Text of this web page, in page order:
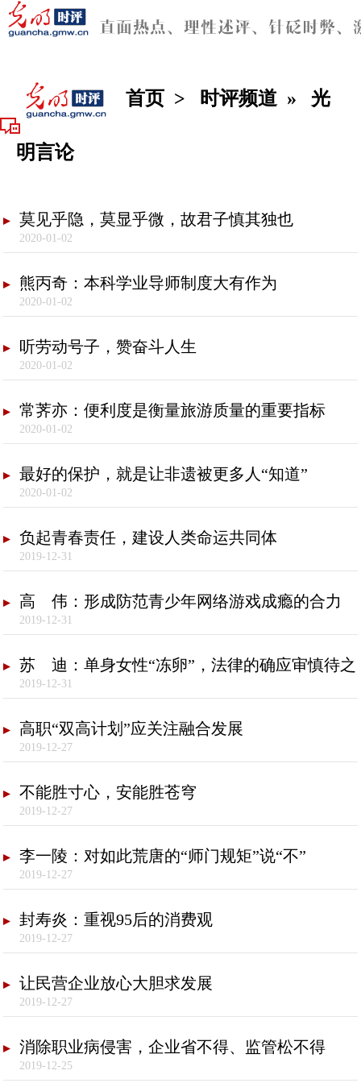
首页 > 时评频道 » 光
明言论
莫见乎隐，莫显乎微，故君子慎其独也
2020-01-02
熊丙奇：本科学业导师制度大有作为
2020-01-02
听劳动号子，赞奋斗人生
2020-01-02
常荠亦：便利度是衡量旅游质量的重要指标
2020-01-02
最好的保护，就是让非遗被更多人“知道”
2020-01-02
负起青春责任，建设人类命运共同体
2019-12-31
高 伟：形成防范青少年网络游戏成瘾的合力
2019-12-31
苏 迪：单身女性“冻卵”，法律的确应审慎待之
2019-12-31
高职“双高计划”应关注融合发展
2019-12-27
不能胜寸心，安能胜苍穹
2019-12-27
李一陵：对如此荒唐的“师门规矩”说“不”
2019-12-27
封寿炎：重视95后的消费观
2019-12-27
让民营企业放心大胆求发展
2019-12-27
消除职业病侵害，企业省不得、监管松不得
2019-12-25